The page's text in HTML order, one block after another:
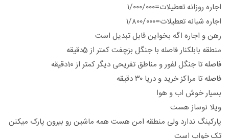
اجاره روزانه تعطیلات=۱/۰۰۰/۰۰۰
اجاره شبانه تعطیلات=۱/۸۰۰/۰۰۰
رهن و اجاره اگه بخواین قابل تبدیل است
منطقه بابلکنار فاصله با جنگل بزچفت کمتر از 5دقیقه
فاصله تا جنگل لفور و مناطق تفریحی دیگر کمتر از 10دقیقه
فاصله تا مراکز خرید و دریا ۳۰ دقیقه
بسیار خوش اب و هوا
ویلا نوساز هست
پارکینگ ندارد ولی منطقه امن هست همه ماشین رو بیرون پارک میکنن
تک خواب است